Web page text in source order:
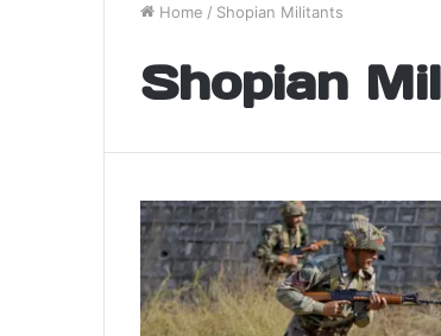
Home / Shopian Militants
Shopian